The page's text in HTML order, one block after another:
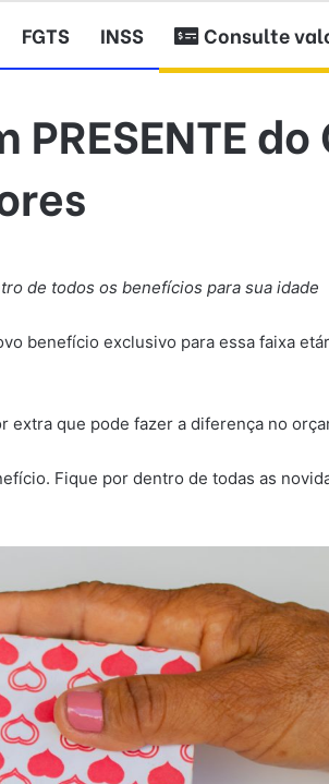
FGTS INSS Consulte
de todos os benefícios para sua idade
benefício exclusivo para essa faixa
que pode fazer a diferença no
Fique por dentro de todas as